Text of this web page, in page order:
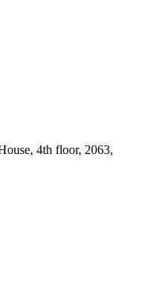
4th floor, 2063,